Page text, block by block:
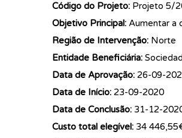
Código do Projeto: Projeto 5/
Objetivo Principal: Aumentar a
Região de Intervenção: Norte
Entidade Beneficiária:
Data de Aprovação: 26-09-
Data de Início: 23-09-2020
Data de Conclusão: 31-12-
Custo total elegível: 34